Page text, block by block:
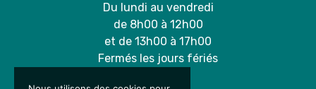
Du lundi au vendredi
de 8h00 à 12h00
et de 13h00 à 17h00
Fermés les jours fériés